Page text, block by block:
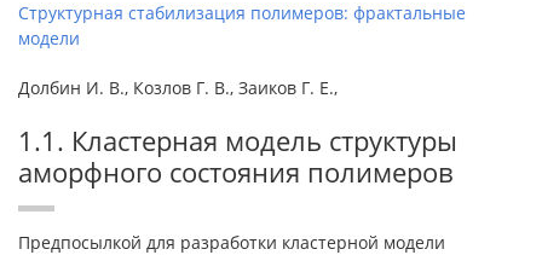
Структурная стабилизация полимеров: фрактальные
модели
Долбин И. В., Козлов Г. В., Заиков Г. Е.,
1.1. Кластерная модель структуры
аморфного состояния полимеров
Предпосылкой для разработки кластерной модели